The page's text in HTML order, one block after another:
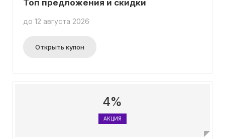
Топ предложения и скидки
до 12 августа 2026
Открыть купон
4%
АКЦИЯ